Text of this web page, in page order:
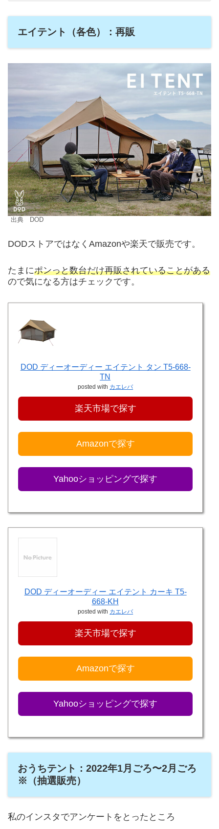
エイテント（各色）：再販
出典 DOD
DODストアではなくAmazonや楽天で販売です。
たまにポンっと数台だけ再販されていることがある
ので気になる方はチェックです。
DOD ディーオーディー エイテント タン T5-668-
TN
posted with カエレバ
楽天市場で探す
Amazonで探す
Yahooショッピングで探す
DOD ディーオーディー エイテント カーキ T5-
668-KH
posted with カエレバ
楽天市場で探す
Amazonで探す
Yahooショッピングで探す
おうちテント：2022年1月ごろ〜2月ごろ
※（抽選販売）
私のインスタでアンケートをとったところ